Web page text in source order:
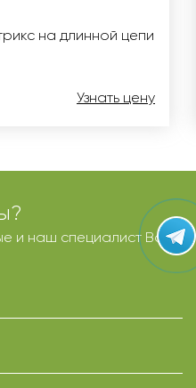
на длинной цепи
Узнать цену
и наш специалист Вам